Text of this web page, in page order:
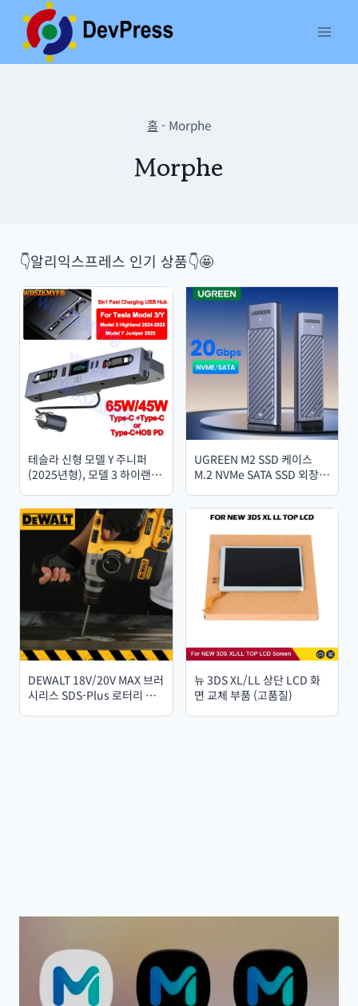
Skip
content
홈- Morphe
Morphe
👇알리익스프레스 인기 상품👇🤩
테슬라 신형 모델 Y 주니퍼
(2025년형), 모델 3 하이랜드
앙 제어 고속 충전 TPYE-C
USB 허브 확장 도크
UGREEN M2 SSD 케이스
M.2 NVMe SATA SSD 외장
3.2 Gen2 USB C 외장 케이
스 M 및 B&M 키 지원
DEWALT 18V/20V MAX 브러
시리스 SDS-Plus 로터리 해
뉴 3DS XL/LL 상단 LCD 화
면 교체 부품 (고품질)